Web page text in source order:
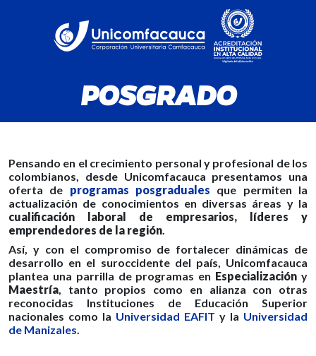
POSGRADO
Pensando en el crecimiento personal y profesional de los
colombianos, desde Unicomfacauca presentamos una
oferta de programas posgraduales que permiten la
actualización de conocimientos en diversas áreas y la
cualificación laboral de empresarios, líderes y
emprendedores de la región
Así, y con el compromiso de fortalecer dinámicas de
desarrollo en el suroccidente del país, Unicomfacauca
plantea una parrilla de programas en Especialización y
Maestría , tanto propios como en alianza con otras
reconocidas Instituciones de Educación Superior
nacionales como la Universidad EAFIT y la Universidad
de Manizales